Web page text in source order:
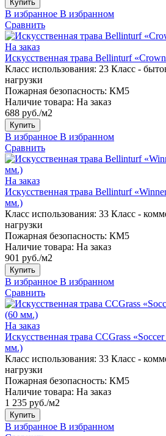
Купить
В избранное В избранном
Сравнить
На заказ
Искусственная трава Bellinturf
Класс использования: 23 Класс -
нагрузки
Пожарная безопасность: КМ5
Наличие товара: На заказ
688 руб./м2
Купить
В избранное В избранном
Сравнить
На заказ
Искусственная трава Bellinturf
мм.)
Класс использования: 33 Класс -
нагрузки
Пожарная безопасность: КМ5
Наличие товара: На заказ
901 руб./м2
Купить
В избранное В избранном
Сравнить
На заказ
Искусственная трава CCGrass
мм.)
Класс использования: 33 Класс -
нагрузки
Пожарная безопасность: КМ5
Наличие товара: На заказ
1 235 руб./м2
Купить
В избранное В избранном